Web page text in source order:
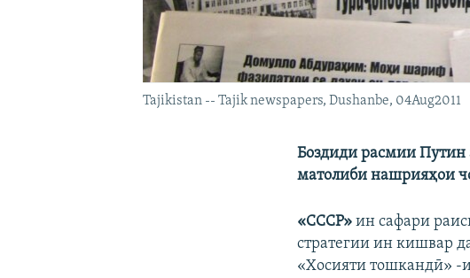
Tajikistan -- Tajik newspapers, Dushanbe, 04Aug2011
Боздиди расмии Путин
матолиби нашрияҳои
«СССР» ин сафари
стратегии ин кишвар
«Хосияти тошкандӣ» -